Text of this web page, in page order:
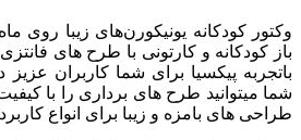
وکتور کودکانه یونیکورن‌های زیبا روی
باز کودکانه و کارتونی با طرح های
باتجربه پیکسیا برای شما کاربران
شما میتوانید طرح های برداری را با
طراحی های بامزه و زیبا برای انواع کاربرد